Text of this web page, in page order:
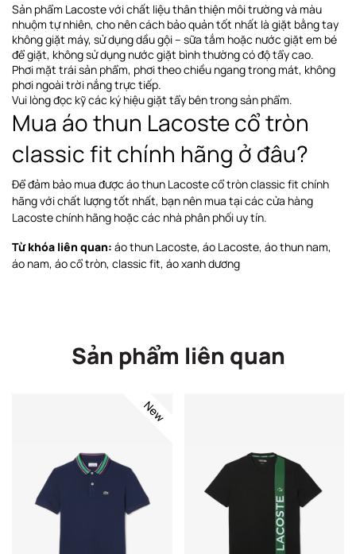
Sản phẩm Lacoste với chất liệu thân thiện môi trường và màu
nhuộm tự nhiên, cho nên cách bảo quản tốt nhất là giặt bằng tay
không giặt máy, sử dụng dầu gội – sữa tắm hoặc nước giặt em bé
để giặt, không sử dụng nước giặt bình thường có độ tẩy cao.
Phơi mặt trái sản phẩm, phơi theo chiều ngangtrong mát, không
phơi ngoài trời nắng trực tiếp.
Vui lòng đọc kỹ các ký hiệu giặt tẩy bên trong sản phẩm.
Mua áo thun Lacoste cổ tròn
classic fit chính hãng ở đâu?
Để đảm bảo mua được áo thun Lacoste cổ tròn classic fit chính
hãng với chất lượng tốt nhất, bạn nên mua tại các cửa hàng
Lacoste chính hãng hoặc các nhà phân phối uy tín.
Từ khóa liên quan: áo thun Lacoste, áo Lacoste, áo thun nam,
áo nam, áo cổ tròn, classic fit, áo xanh dương
Sản phẩm liên quan
New